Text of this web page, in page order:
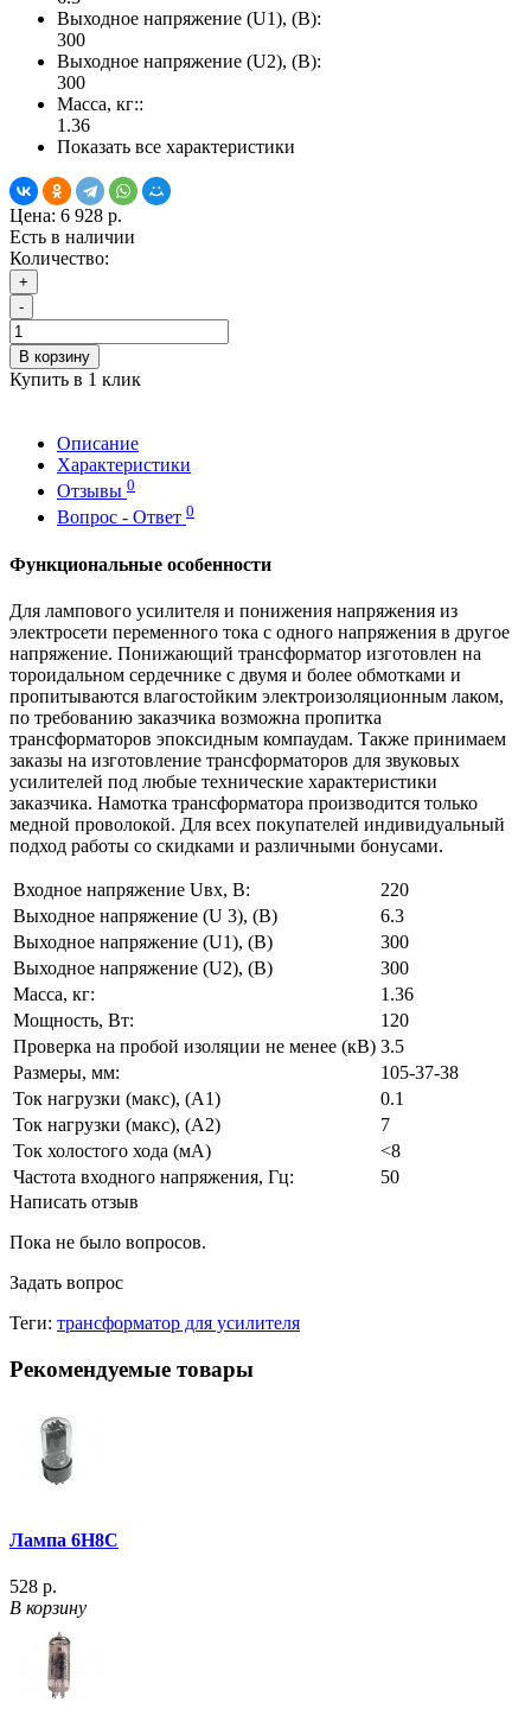
Выходное напряжение (U1), (В):
300
Выходное напряжение (U2), (В):
300
Масса, кг::
1.36
Показать все характеристики
Цена: 6 928 р.
Есть в наличии
Количество:
+
-
В корзину
Купить в 1 клик
Описание
Характеристики
Отзывы 0
Вопрос - Ответ 0
Функциональные особенности
Для лампового усилителя и понижения напряжения из
электросети переменного тока с одного напряжения в другое
напряжение. Понижающий трансформатор изготовлен на
тороидальном сердечнике с двумя и более обмотками и
пропитываются влагостойким электроизоляционным лаком,
по требованию заказчика возможна пропитка
трансформаторов эпоксидным компаудам. Также принимаем
заказы на изготовление трансформаторов для звуковых
усилителей под любые технические характеристики
заказчика. Намотка трансформатора производится только
медной проволокой. Для всех покупателей индивидуальный
подход работы со скидками и различными бонусами.
Входное напряжение Uвх, В:
220
Выходное напряжение (U 3), (В)
6.3
Выходное напряжение (U1), (В)
300
Выходное напряжение (U2), (В)
300
Масса, кг:
1.36
Мощность, Вт:
120
Проверка на пробой изоляции не менее (кВ) 3.5
Размеры, мм:
105-37-38
Ток нагрузки (макс), (А1)
0.1
Ток нагрузки (макс), (А2)
7
Ток холостого хода (мА)
<8
Частота входного напряжения, Гц:
50
Написать отзыв
Пока не было вопросов.
Задать вопрос
Теги: трансформатор для усилителя
Рекомендуемые товары
Лампа 6Н8С
528 р.
В корзину